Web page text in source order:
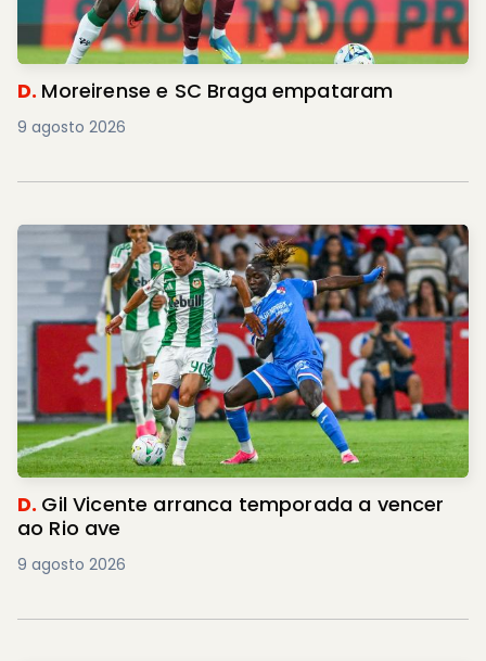
D. Moreirense e SC Braga empataram
9 agosto 2026
D. Gil Vicente arranca temporada a vencer
ao Rio ave
9 agosto 2026